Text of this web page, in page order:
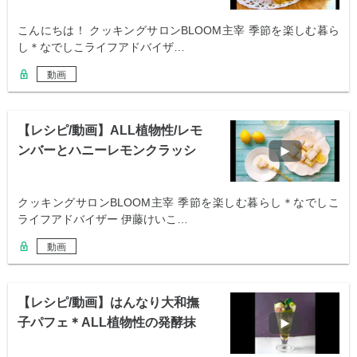
こんにちは！ クッキングサロンBLOOM主宰 季節を楽しむ暮ら
し＊なでしこライフアドバイザ…
動画
【レシピ/動画】ALL植物性/レモ
ンバーとハニーレモンクラッシ
クッキングサロンBLOOM主宰 季節を楽しむ暮らし＊なでしこ
ライフアドバイザー 伊藤けいこ…
動画
【レシピ/動画】はんなり大和撫
子パフェ＊ALL植物性の発酵抹